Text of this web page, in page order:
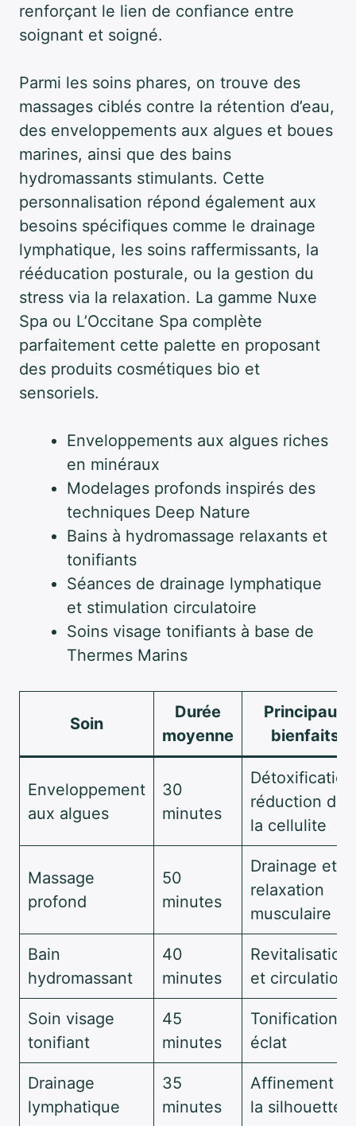
renforçant le lien de confiance entre
soignant et soigné.
Parmi les soins phares, on trouve des
massages ciblés contre la rétention d’eau,
des enveloppements aux algues et boues
marines, ainsi que des bains
hydromassants stimulants. Cette
personnalisation répond également aux
besoins spécifiques comme le drainage
lymphatique, les soins raffermissants, la
rééducation posturale, ou la gestion du
stress via la relaxation. La gamme Nuxe
Spa ou L’Occitane Spa complète
parfaitement cette palette en proposant
des produits cosmétiques bio et
sensoriels.
Enveloppements aux algues riches
en minéraux
Modelages profonds inspirés des
techniques Deep Nature
Bains à hydromassage relaxants et
tonifiants
Séances de drainage lymphatique
et stimulation circulatoire
Soins visage tonifiants à base de
Thermes Marins
Soin
Durée
moyenne
Principaux
bienfaits
Enveloppement
aux algues
30
minutes
réduction de
la cellulite
Massage
profond
50
minutes
Drainage et
relaxation
musculaire
Bain
hydromassant
40
minutes
Revitalisation
et circulation
Soin visage
tonifiant
45
minutes
Tonification
éclat
Drainage
lymphatique
35
minutes
Affinement
la silhouette